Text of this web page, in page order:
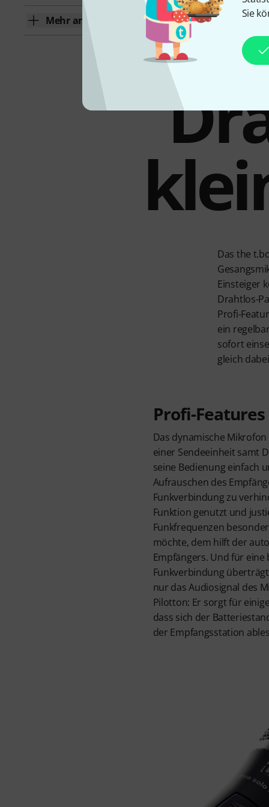
Sie
Mehr anzeigen
Das the
Einsteiger
Drahtlos-
Profi-
ein
sofort
gleich
Profi-
Das dynamische
einer Sendeeinheit samt
seine Bedienung einfach
Aufrauschen des
Funkverbindung zu
Funktion genutzt und
Funkfrequenzen
möchte, dem hilft der
Empfängers. Und für
Funkverbindung
nur das Audiosignal des
Pilotton: Er sorgt für
dass sich der
der Empfangsstation